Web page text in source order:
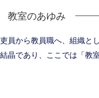
教室のあゆみ
から教員職へ、組織と
晶であり、ここでは「教